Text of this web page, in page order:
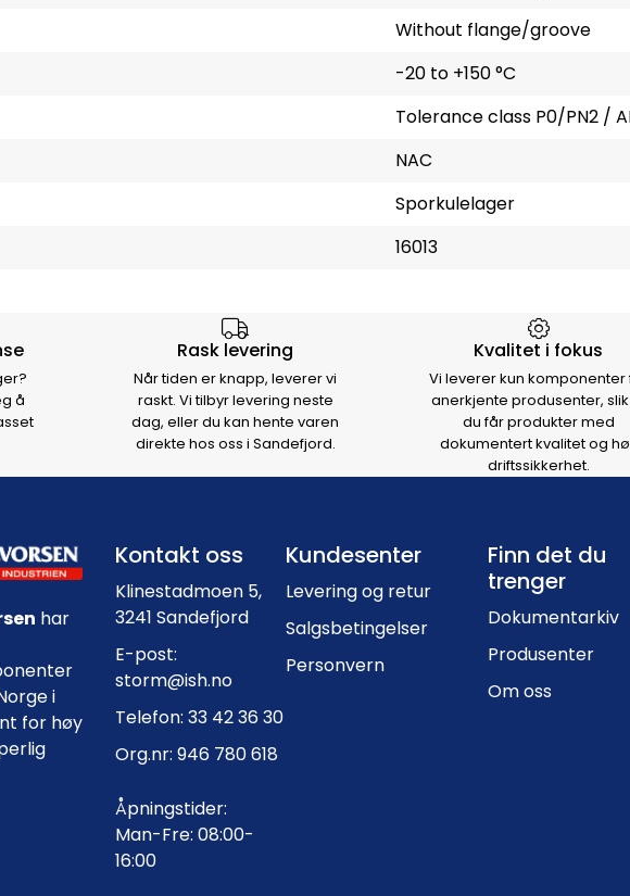
Without flange/groove
-20 to +150 °C
Tolerance class P0/PN2 /
NAC
Sporkulelager
16013
Halvorsen
å
Rask levering
Når tiden er knapp, leverer vi
raskt. Vi tilbyr levering neste
dag, eller du kan hente varen
direkte hos oss i Sandefjord.
Kvalitet i fokus
Vi leverer kun komponenter
anerkjente produsenter,
du får produkter med
dokumentert kvalitet og
driftssikkerhet.
Footer navigation
har
i
for høy
Kontakt oss
Klinestadmoen 5,
3241 Sandefjord
E-post:
storm@ish.no
Telefon: 33 42 36 30
Org.nr: 946 780 618
Åpningstider:
Man-Fre: 08:00-
16:00
Kundesenter
Levering og retur
Salgsbetingelser
Personvern
Finn det du
trenger
Dokumentarkiv
Produsenter
Om oss